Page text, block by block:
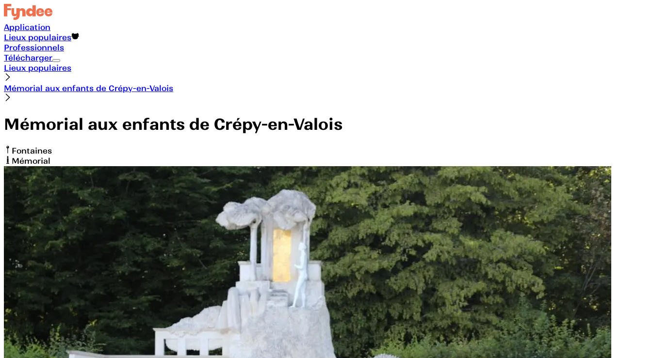
Application
Lieux populaires
Professionnels
Télécharger
Lieux populaires
Mémorial aux enfants de Crépy-en-Valois
Mémorial aux enfants de Crépy-en-Valois
Fontaines
Mémorial